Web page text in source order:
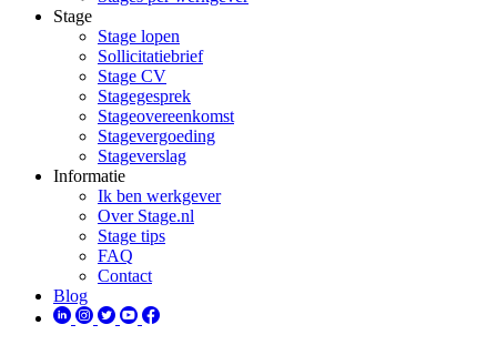
Stage
Stage lopen
Sollicitatiebrief
Stage CV
Stagegesprek
Stageovereenkomst
Stagevergoeding
Stageverslag
Informatie
Ik ben werkgever
Over Stage.nl
Stage tips
FAQ
Contact
Blog